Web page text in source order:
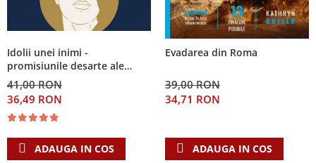
Idolii unei inimi -
promisiunile desarte ale
banilor, sexului si puterii si
Singura Nadejde care
conteaza
41,00 RON
36,49 RON
ADAUGA IN COS
Evadarea din Roma
39,00 RON
34,71 RON
ADAUGA IN COS